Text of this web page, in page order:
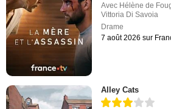
Avec Hélène de
Vittoria Di Savoia
Drame
7 août 2026 sur
Alley Cats